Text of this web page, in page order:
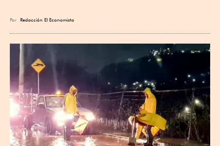
Por Redacción El Economista